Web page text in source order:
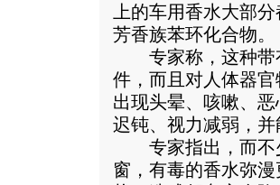
上的车用香水大部
芳香族苯环化合物。
专家称，这种带
件，而且对人体器
出现头晕、咳嗽、
迟钝、视力减弱，并
专家指出，而不
窗，有毒的香水弥